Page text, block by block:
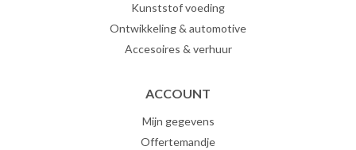
Kunststof voeding
Ontwikkeling & automotive
Accesoires & verhuur
ACCOUNT
Mijn gegevens
Offertemandje